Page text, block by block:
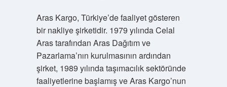
Aras Kargo, Türkiye’de faaliyet gösteren
bir nakliye şirketidir. 1979 yılında Celal
Aras tarafından Aras Dağıtım ve
Pazarlama’nın kurulmasının ardından
şirket, 1989 yılında taşımacılık sektöründe
faaliyetlerine başlamış ve Aras Kargo’nun